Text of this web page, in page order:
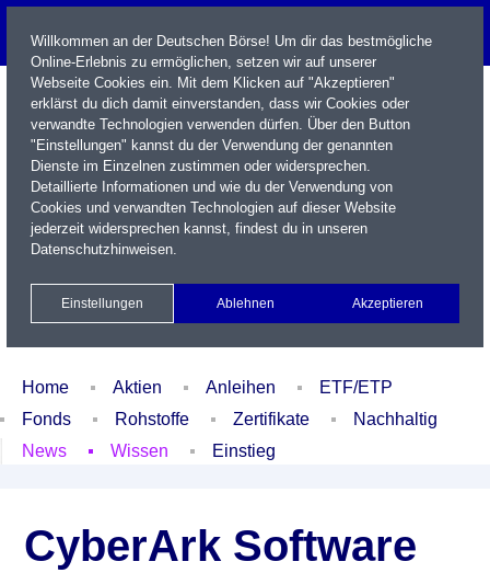
Name / WKN / ISIN / Kürzel
Xetra Realtime
Watchlist Portfolio Login
Home Aktien Anleihen
ETF/ETP
Fonds
Rohstoffe Zertifikate
Nachhaltig
News
Wissen Einstieg
CyberArk Software
Willkommen an der Deutschen Börse! Um dir das bestmögliche
Online-Erlebnis zu ermöglichen, setzen wir auf unserer
Webseite Cookies ein. Mit dem Klicken auf "Akzeptieren"
erklärst du dich damit einverstanden, dass wir Cookies oder
verwandte Technologien verwenden dürfen. Über den Button
"Einstellungen" kannst du der Verwendung der genannten
Dienste im Einzelnen zustimmen oder widersprechen.
Detaillierte Informationen und wie du der Verwendung von
Cookies und verwandten Technologien auf dieser Website
jederzeit widersprechen kannst, findest du in unseren
Datenschutzhinweisen.
Einstellungen Ablehnen Akzeptieren